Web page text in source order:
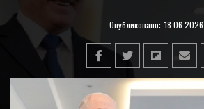
Опубликовано: 18.06.2026